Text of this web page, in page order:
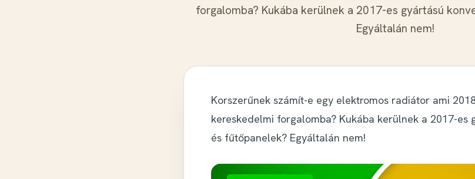
forgalomba? Kukába kerülnek a 2017-es gyártású
Egyáltalán nem!
Korszerűnek számít-e egy elektromos radiátor ami
kereskedelmi forgalomba? Kukába kerülnek a 2017-es
és fűtőpanelek? Egyáltalán nem!